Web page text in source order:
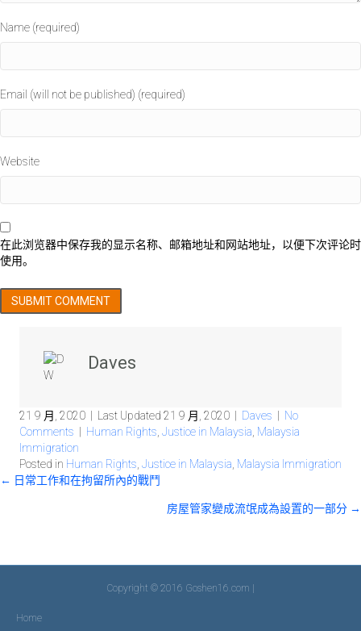
Name (required)
Email (will not be published) (required)
Website
在此浏览器中保存我的显示名称、邮箱地址和网站地址，以便下次评论时
使用。
Daves
21 9 月, 2020 Last Updated 21 9 月, 2020 Daves
No
Comments
Human Rights, Justice in Malaysia, Malaysia
Immigration
Posted in Human Rights, Justice in Malaysia, Malaysia Immigration
Posts
← 日常工作和在拘留所內的戰鬥
房屋管家變成流氓成為設置的一部分 →
Copyright © 2016 Goshen16.com |
Home